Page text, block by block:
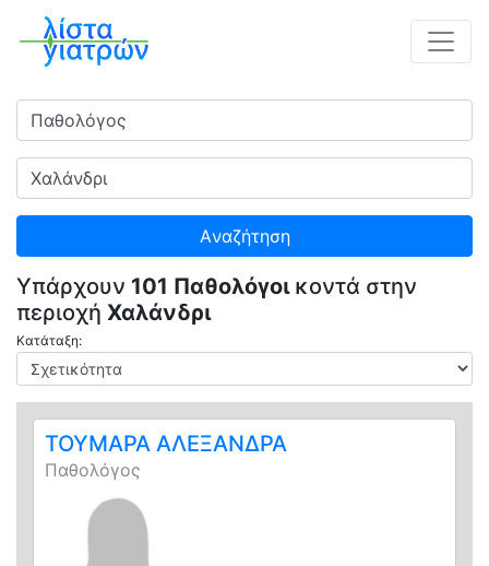
Ειδικότητα
Πού
Aναζήτηση
Υπάρχουν 101 Παθολόγοικοντά στην
περιοχή Χαλάνδρι
Κατάταξη:
ΤΟΥΜΑΡΑ ΑΛΕΞΑΝΔΡΑ
Παθολόγος